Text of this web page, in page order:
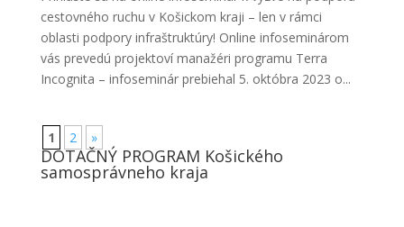
cestovného ruchu v Košickom kraji – len v rámci
oblasti podpory infraštruktúry! Online infoseminárom
vás prevedú projektoví manažéri programu Terra
Incognita – infoseminár prebiehal 5. októbra 2023 o...
1 2 »
DOTAČNÝ PROGRAM Košického
samosprávneho kraja